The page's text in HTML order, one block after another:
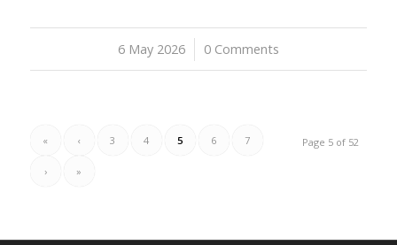
6 May 2026
/ 0 Comments
Page 5 of 52
« ‹ 3 4 5 6 7
› »